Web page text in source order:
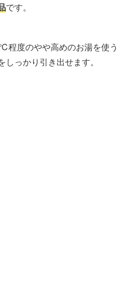
です。
程度のやや高めのお湯を使う
っかり引き出せます。